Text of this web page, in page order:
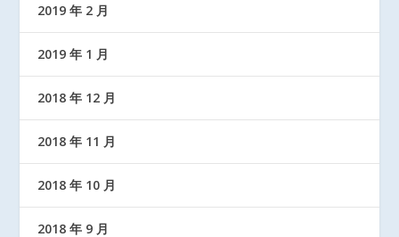
2019 年 2 月
2019 年 1 月
2018 年 12 月
2018 年 11 月
2018 年 10 月
2018 年 9 月